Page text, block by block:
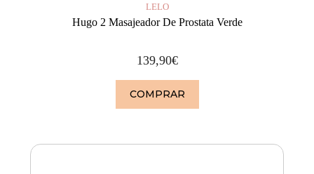
LELO
Hugo 2 Masajeador De Prostata Verde
139,90€
COMPRAR